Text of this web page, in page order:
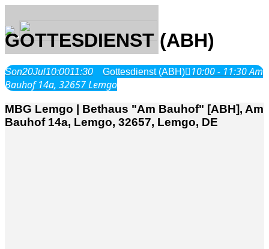
Über Uns
Was wir glauben
Jesus Christus
GOTTESDIENST (ABH)
Son20Jul10:0011:30 Gottesdienst (ABH) 10:00 - 11:30Am
Bauhof 14a, 32657 Lemgo
MBG Lemgo | Bethaus "Am Bauhof" [ABH], Am
Bauhof 14a, Lemgo, 32657, Lemgo, DE